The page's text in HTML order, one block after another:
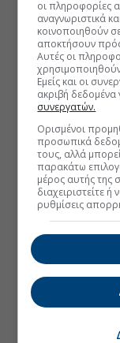
οι πληροφορίες
αναγνωριστικά
κοινοποιηθούν
αποκτήσουν
Αυτές οι
Εμείς και οι
ακριβή
συνεργατών.
Ορισμένοι
προσωπικά
τους, αλλά
παρακάτω
μέρος αυτής της
διαχειριστείτε
ρυθμίσεις